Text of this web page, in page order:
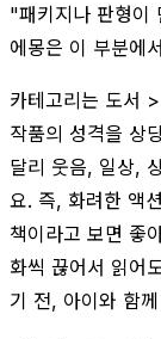
"패키지나 판형이
에몽은 이 부분에
카테고리는 도서
작품의 성격을 상
달리 웃음, 일상,
요. 즉, 화려한 액
책이라고 보면 좋
화씩 끊어서 읽어
기 전, 아이와 함